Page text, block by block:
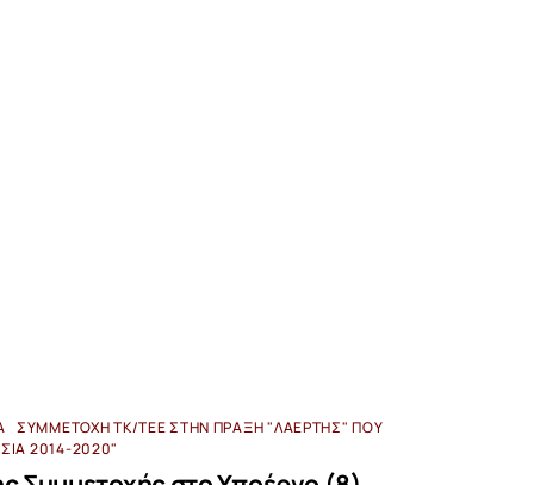
ΣΥΜΜΕΤΟΧΉ ΤΚ/ΤΕΕ ΣΤΗΝ ΠΡΆΞΗ "ΛΑΕΡΤΗΣ" ΠΟΥ
2014-2020"